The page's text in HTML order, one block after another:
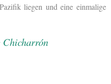
liegen und eine einmalige